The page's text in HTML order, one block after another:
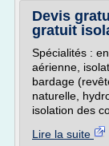
Devis
gratuit
Spécialités :
aérienne,
bardage
naturelle,
isolation des
Lire la suite